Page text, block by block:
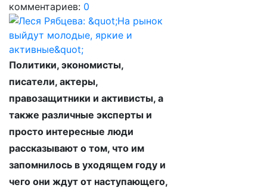
комментариев: 0
Политики, экономисты,
писатели, актеры,
правозащитники и активисты, а
также различные эксперты и
просто интересные люди
рассказывают о том, что им
запомнилось в уходящем году и
чего они ждут от наступающего,